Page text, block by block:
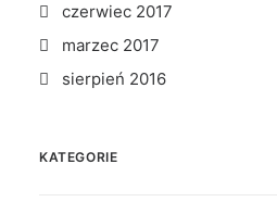
czerwiec 2017
marzec 2017
sierpień 2016
KATEGORIE